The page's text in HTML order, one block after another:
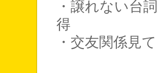
・譲れない台
得
・交友関係見